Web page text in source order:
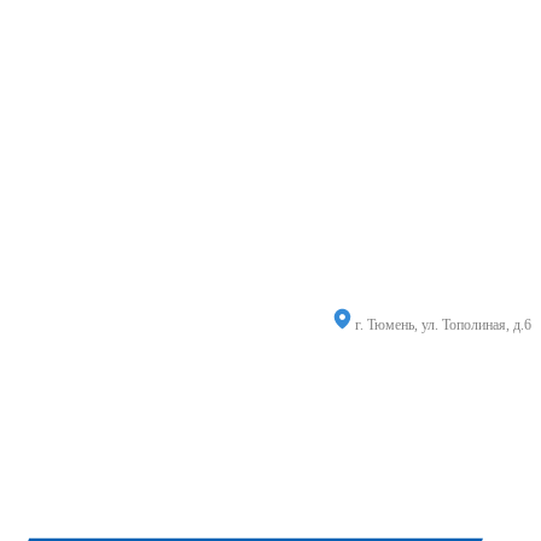
г. Тюмень, ул. Тополиная, д.6